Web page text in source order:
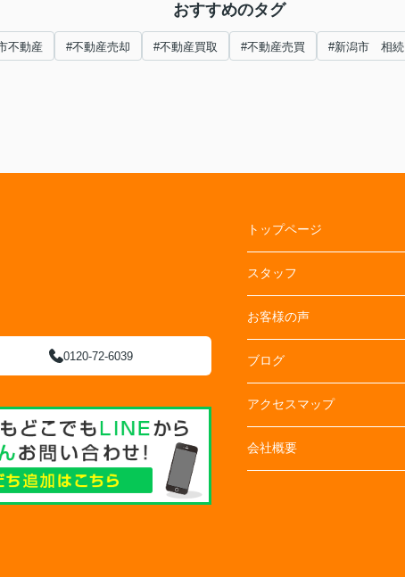
おすすめのタグ
不動産 #不動産売却 #不動産買取 #不動産売買 #新潟市 相続
0120-72-6039
トップページ
スタッフ
お客様の声
ブログ
アクセスマップ
会社概要